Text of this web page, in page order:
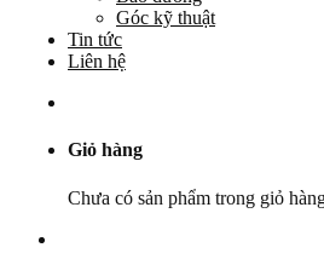
Góc kỹ thuật
Tin tức
Liên hệ
Giỏ hàng
Chưa có sản phẩm trong giỏ